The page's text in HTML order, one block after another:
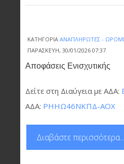
ΚΑΤΗΓΟΡΊΑ ΑΝΑΠΛΗΡΩΤΈΣ -
ΠΑΡΑΣΚΕΥΉ, 30/01/2026 07:37
Αποφάσεις Ενισχυτικής
Δείτε στη Διαύγεια με ΑΔΑ:
ΑΔΑ: ΡΗΗΩ46ΝΚΠΔ-ΑΟΧ
Διαβάστε περισσότερα...